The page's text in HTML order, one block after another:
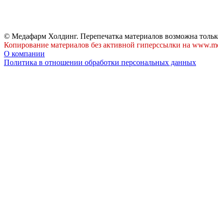
© Медафарм Холдинг. Перепечатка материалов возможна
Копирование материалов без активной гиперссылки на
О компании
Политика в отношении обработки персональных данных